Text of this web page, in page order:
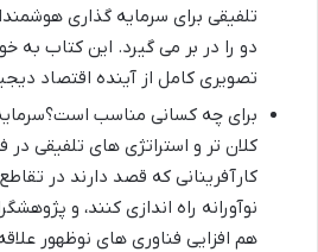
تلفیقی برای سرمایه گذاری
دو را در بر می گیرد. این کتاب به
تصویری کامل از آینده اقتصاد
برای چه کسانی مناسب
کارآفرینانی که قصد دارند در
نوآورانه راه اندازی کنند، و
هم افزایی فناوری های نوظهور